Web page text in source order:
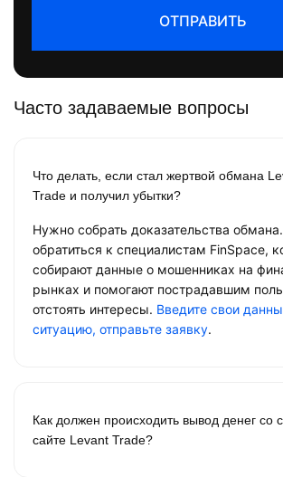
ОТПРАВИТЬ
Часто задаваемые вопросы
Что делать, если стал жертвой обмана
Trade и получил убытки?
Нужно собрать доказательства
обратиться к специалистам FinSpace,
собирают данные о мошенниках на
рынках и помогают пострадавшим
отстоять интересы. Введите свои
ситуацию, отправьте заявку.
Как должен происходить вывод денег со
сайте Levant Trade?